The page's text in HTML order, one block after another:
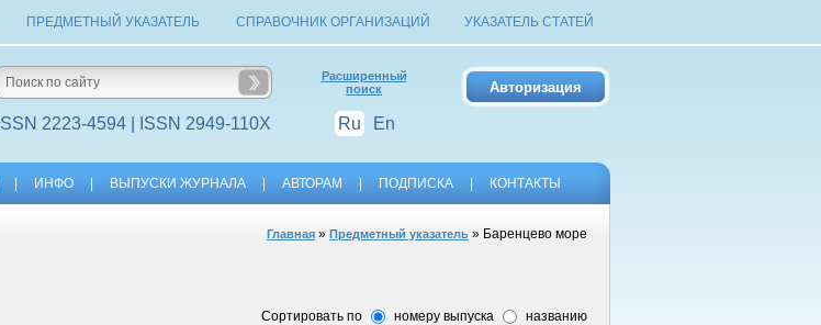
ПРЕДМЕТНЫЙ УКАЗАТЕЛЬ СПРАВОЧНИК ОРГАНИЗАЦИЙ УКАЗАТЕЛЬ СТАТЕЙ
ISSN 2223-4594 | ISSN 2949-110X
Расширенный
поиск
Ru En
ИНФО ВЫПУСКИ ЖУРНАЛА АВТОРАМ ПОДПИСКА КОНТАКТЫ
Главная » Предметный указатель » Баренцево море
Сортировать по номеру выпуска названию